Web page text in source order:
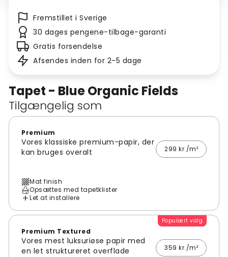
Tapet - Blue Organic Fields
Tilgængelig som
Premium
Vores klassiske premium-papir, der
kan bruges overalt
299 kr./m²
Mat finish
Opsættes med tapetklister
Let at installere
Populært valg
Premium Textured
Vores mest luksuriøse papir med
en let struktureret overflade
359 kr./m²
Fremstillet i Sverige
30 dages pengene-tilbage-garanti
Gratis forsendelse
Afsendes inden for 2-5 dage